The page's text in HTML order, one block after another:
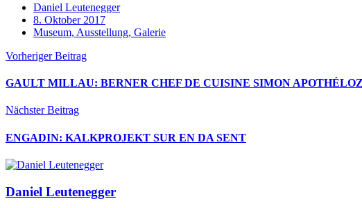
Daniel Leutenegger
8. Oktober 2017
Museum, Ausstellung, Galerie
Vorheriger Beitrag
GAULT MILLAU: BERNER CHEF DE CUISINE SIMON
Nächster Beitrag
ENGADIN: KALKPROJEKT SUR EN DA SENT
Daniel Leutenegger